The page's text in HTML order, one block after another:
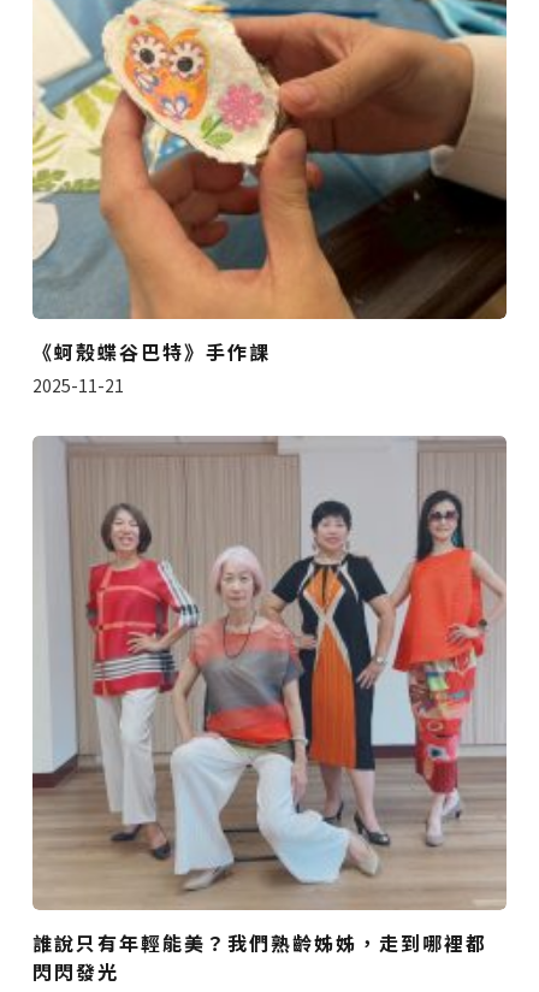
《蚵殼蝶谷巴特》手作課
2025-11-21
誰說只有年輕能美？我們熟齡姊姊，走到哪裡都
閃閃發光